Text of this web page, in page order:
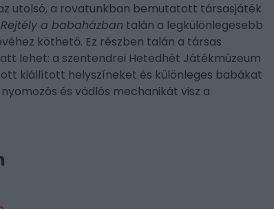
utolsó, a rovatunkban bemutatott társasjáték
Rejtély a babaházban talán a legkülönlegesebb
köthető. Ez részben talán a társas
lehet: a szentendrei Hetedhét Játékmúzeum
kiállított helyszíneket és különleges babákat
és vádlós mechanikát visz a